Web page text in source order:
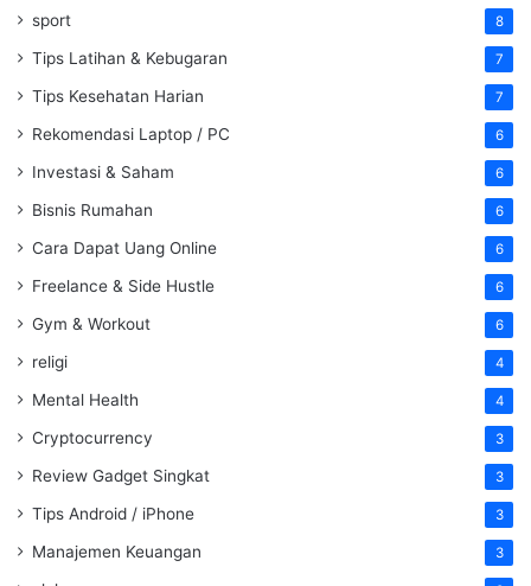
sport 8
Tips Latihan & Kebugaran 7
Tips Kesehatan Harian 7
Rekomendasi Laptop / PC 6
Investasi & Saham 6
Bisnis Rumahan 6
Cara Dapat Uang Online 6
Freelance & Side Hustle 6
Gym & Workout 6
religi 4
Mental Health 4
Cryptocurrency 3
Review Gadget Singkat 3
Tips Android / iPhone 3
Manajemen Keuangan 3